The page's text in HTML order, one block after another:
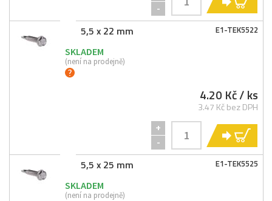
-
E1-TEK5522
5,5 x 22 mm
SKLADEM
(není na prodejně)
4.20 Kč/ ks
3.47 Kč bez DPH
+
-
E1-TEK5525
5,5 x 25 mm
SKLADEM
(není na prodejně)